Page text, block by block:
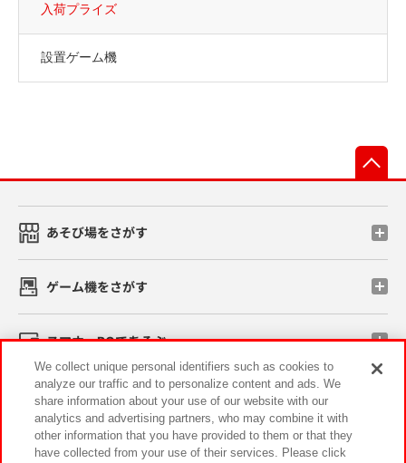
入荷プライズ
設置ゲーム機
あそび場をさがす
ゲーム機をさがす
スマホ・PCであそぶ
イベント・キャンペーン
We collect unique personal identifiers such as cookies to
analyze our traffic and to personalize content and ads. We
share information about your use of our website with our
analytics and advertising partners, who may combine it with
other information that you have provided to them or that they
have collected from your use of their services. Please click